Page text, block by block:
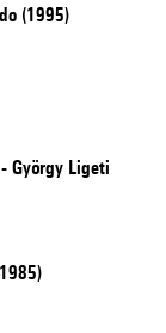
(1995)
György Ligeti